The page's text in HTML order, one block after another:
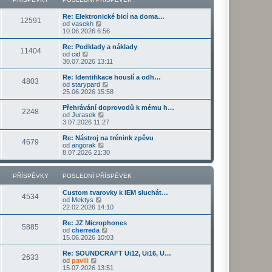
í
s
v
e
d
n
í
p
ř
í
s
ě
v
e
k
o
s
l
d
n
í
ř
í
s
p
ě
v
e
k
t
o
s
l
d
n
í
ř
í
s
ě
v
e
12591
Re: Elektronické bicí na doma…
od vasekh
o
b
r
a
z
p
o
s
e
d
n
í
p
ř
í
s
ě
v
e
10.06.2026 6:56
11404
Re: Podklady a náklady
od cid
o
b
r
a
z
t
p
o
s
e
d
n
í
ř
í
s
p
ě
v
e
k
30.07.2026 13:11
4803
Re: Identifikace houslí a odh…
od starypard
o
b
r
z
t
p
o
s
l
d
n
í
ř
í
s
ě
v
e
25.06.2026 15:58
2248
Přehrávání doprovodů k mému h…
od Jurasek
o
b
r
z
t
p
o
s
l
d
n
í
p
ř
í
s
ě
3.07.2026 11:27
4679
Re: Nástroj na trénink zpěvu
od angorak
o
b
r
a
t
o
s
l
e
d
n
í
ř
8.07.2026 21:30
PŘÍSPĚVKY POSLEDNÍ PŘÍSPĚVEK
4534
Custom tvarovky k IEM sluchát…
od Mektys
o
b
r
a
z
t
p
o
22.02.2026 14:10
5885
Re: JZ Microphones
od cherreda
o
b
r
z
15.06.2026 10:03
2633
Re: SOUNDCRAFT Ui12, Ui16, U…
od pavlii
o
15.07.2026 13:51